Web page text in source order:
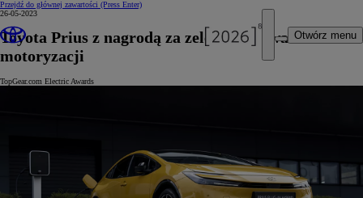
Przejdź do głównej zawartości (Press Enter)
Otwórz menu
26-05-2023
Toyota Prius z nagrodą za zelektryfikowanie
motoryzacji
TopGear.com Electric Awards